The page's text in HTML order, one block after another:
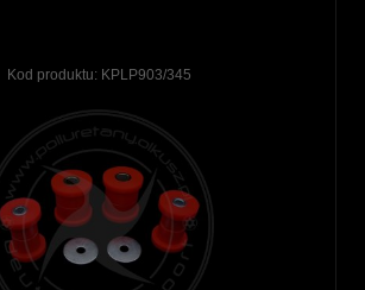
Kod produktu: KPLP903/345